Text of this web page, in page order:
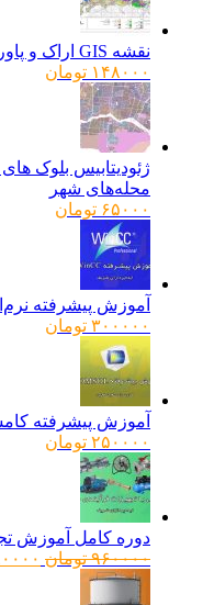
نقشه GIS اراک و پاورپوینت و نقشه اتوکد طرح جامع اراک
۱۴۸۰۰۰ تومان
محله‌های شهر
۶۵۰۰۰ تومان
آموزش پیشرفته نرم‌افزار Wincc به صورت تصویری
۳۰۰۰۰۰ تومان
آموزش پیشرفته
۲۵۰۰۰۰ تومان
دوره کامل آموزش
۹۶۰۰۰۰ تومانقیمت
۷۸۰۰۰۰